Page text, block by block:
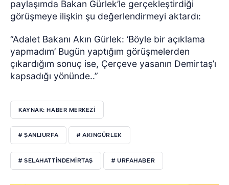
paylaşımda Bakan Gürlek’le gerçekleştirdiği
görüşmeye ilişkin şu değerlendirmeyi aktardı:
“Adalet Bakanı Akın Gürlek: ‘Böyle bir açıklama
yapmadım’ Bugün yaptığım görüşmelerden
çıkardığım sonuç ise, Çerçeve yasanın Demirtaş’ı
kapsadığı yönünde..”
KAYNAK: HABER MERKEZİ
# ŞANLIURFA # AKINGÜRLEK
# SELAHATTINDEMIRTAŞ # URFAHABER